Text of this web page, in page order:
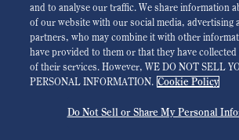
©
and to analyse our traffic. We share information
of our website with our social media, advertising
partners, who may combine it with other
have provided to them or that they have
of their services. However, WE DO NOT SELL
PERSONAL INFORMATION. Cookie Policy
Do Not Sell or Share My Personal